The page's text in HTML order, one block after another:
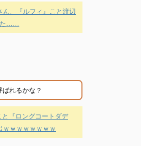
ん、『ルフィ』こと渡辺
た……
れるかな？
と『ロングコートダデ
ｗｗｗｗｗｗｗｗ